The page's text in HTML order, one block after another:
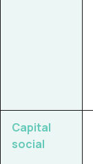
Capital
social